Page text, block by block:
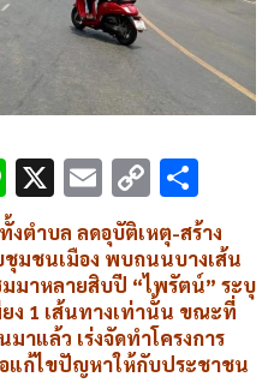
Li
n
e
X E
m
ai
l
C
o
py
Li
n
k
h
ar
e
งตำบล ลดอุบัติเหตุ-สร้าง
มชนเมือง พบถนนบางเส้น
มาหลายสิบปี “ไพรัตน์” ระบุ
ง 1 เส้นทางเท่านั้น ขณะที่
าแล้ว เร่งจัดทำโครงการ
แก้ไขปัญหาให้กับประชาชน